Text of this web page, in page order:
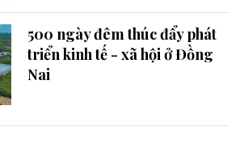
500 ngày đêm thúc đẩy phát
triển kinh tế - xã hội ở Đồng
Nai